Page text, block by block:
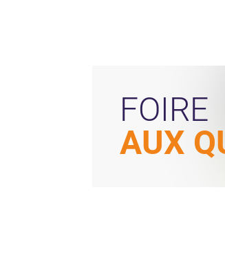
FOIRE
AUX